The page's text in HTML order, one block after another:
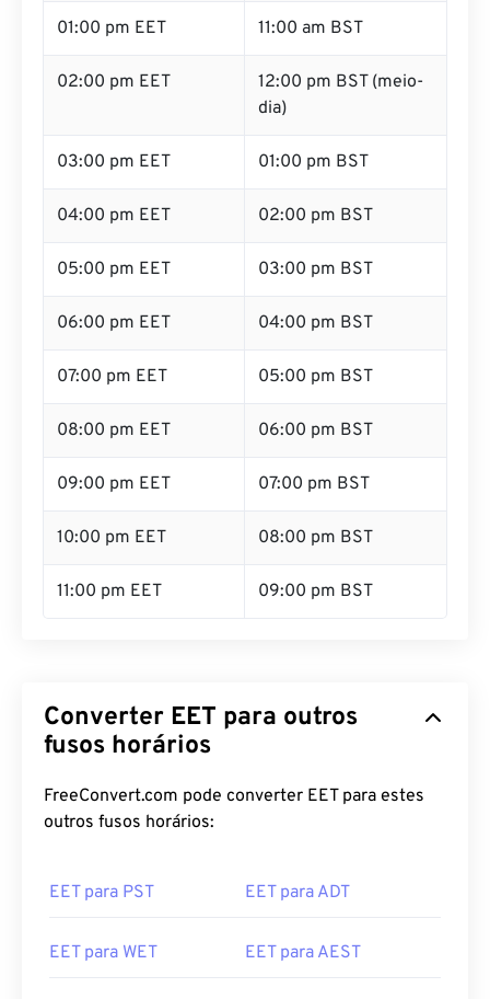
01:00 pm EET 11:00 am BST
02:00 pm EET
12:00 pm BST (meio-
dia)
03:00 pm EET 01:00 pm BST
04:00 pm EET 02:00 pm BST
05:00 pm EET 03:00 pm BST
06:00 pm EET 04:00 pm BST
07:00 pm EET 05:00 pm BST
08:00 pm EET 06:00 pm BST
09:00 pm EET 07:00 pm BST
10:00 pm EET 08:00 pm BST
11:00 pm EET 09:00 pm BST
Converter EET para outros
fusos horários
FreeConvert.com pode converter EET para estes
outros fusos horários:
EET para PST EET para ADT
EET para WET EET para AEST